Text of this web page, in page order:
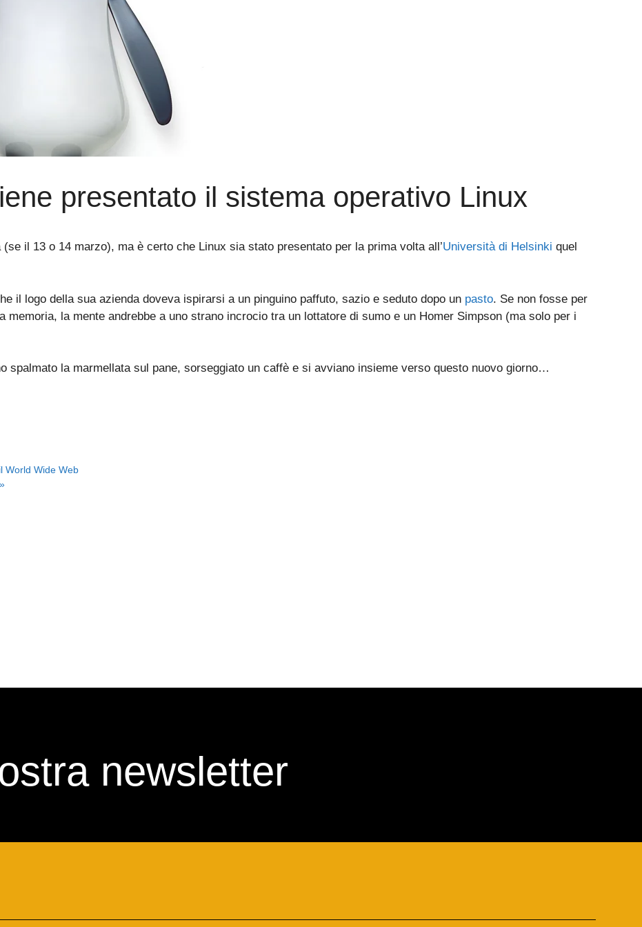
presentato il sistema operativo Linux
(se il 13 o 14 marzo), ma è certo che Linux sia stato presentato per la prima volta all’Università di Helsinki quel
il logo della sua azienda doveva ispirarsi a un pinguino paffuto, sazio e seduto dopo un pasto. Se non fosse per
la mente andrebbe a uno strano incrocio tra un lottatore di sumo e un Homer Simpson (ma solo per i
spalmato la marmellata sul pane, sorseggiato un caffè e si avviano insieme verso questo nuovo giorno…
World Wide Web
newsletter